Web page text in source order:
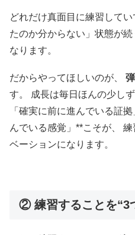
どれだけ真面目に練習して
たのか分からない」状態が
なります。
だからやってほしいのが、
す。 成長は毎日ほんの少し
「確実に前に進んでいる証
んでいる感覚」**こそが、
ベーションになります。
② 練習することを“3